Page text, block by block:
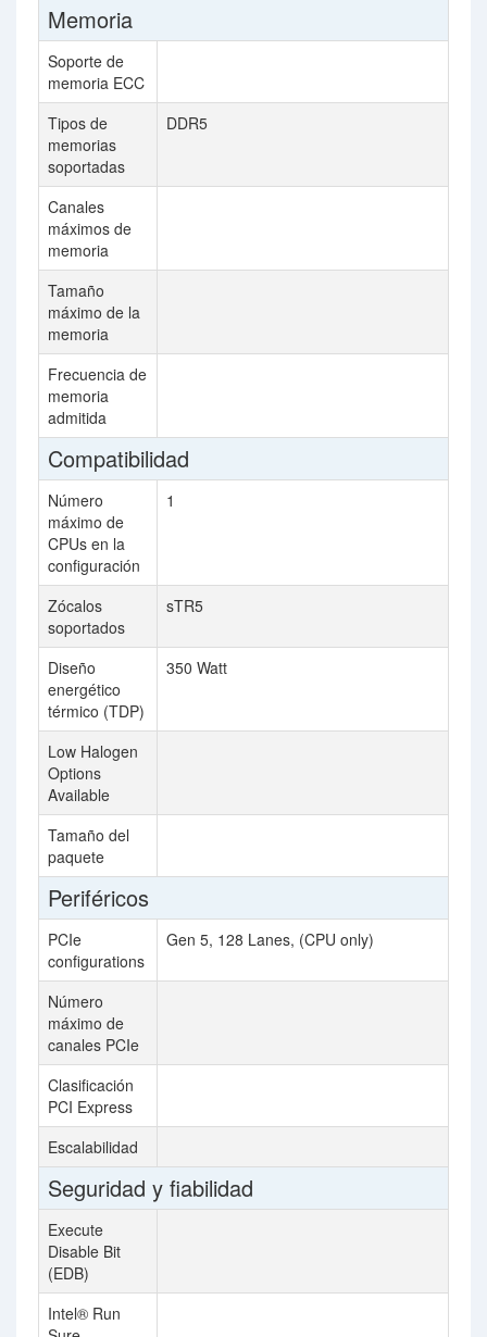
Memoria
Soporte de
memoria ECC
Tipos de
memorias
soportadas
DDR5
Canales
máximos de
memoria
Tamaño
máximo de la
memoria
Frecuencia de
memoria
admitida
Compatibilidad
Número
máximo de
CPUs en la
configuración
1
Zócalos
soportados
sTR5
Diseño
energético
térmico (TDP)
350 Watt
Low Halogen
Options
Available
Tamaño del
paquete
Periféricos
PCIe
configurations
Gen 5, 128 Lanes, (CPU only)
Número
máximo de
canales PCIe
Clasificación
PCI Express
Escalabilidad
Seguridad y fiabilidad
Execute
Disable Bit
(EDB)
Intel® Run